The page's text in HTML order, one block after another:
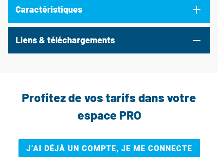
Caractéristiques
Liens & téléchargements
Profitez de vos tarifs dans votre
espace PRO
J’AI DÉJÀ UN COMPTE, JE ME CONNECTE